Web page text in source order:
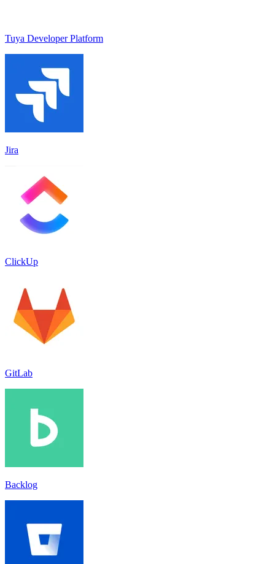
Tuya Developer Platform
Jira
ClickUp
GitLab
Backlog